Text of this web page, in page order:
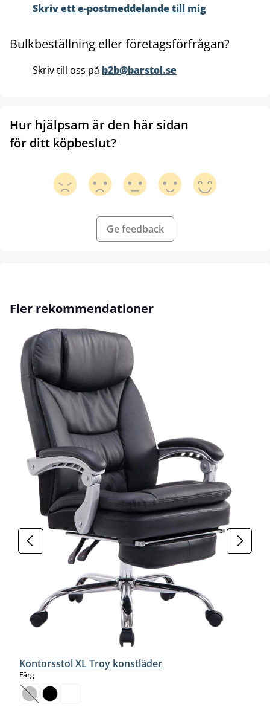
Skriv ett e-postmeddelande till mig
Bulkbeställning eller företagsförfrågan?
Skriv till oss på b2b@barstol.se
Hur hjälpsam är den här sidan
för ditt köpbeslut?
Ge feedback
Hoppa över produktgalleri
Fler rekommendationer
Kontorsstol XL Troy konstläder
Färgselect
(Det här alternativet är för närvarande inte tillgängligt.)